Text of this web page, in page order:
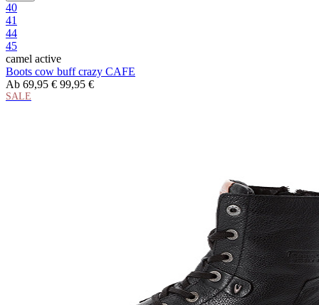
40
41
44
45
camel active
Boots cow buff crazy CAFE
Ab 69,95 € 99,95 €
SALE